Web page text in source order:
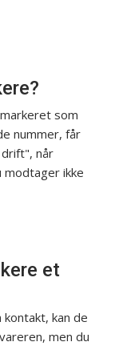
som
nummer, får
når
modtager ikke
et
kan de
men du